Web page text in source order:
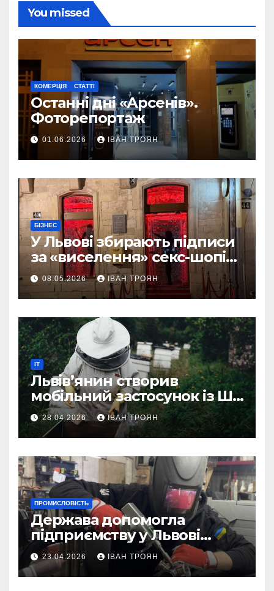
You missed
КОМЕРЦІЯ СТАТТІ
Останні дні «Арсенів».
Фоторепортаж
01.06.2026 ІВАН ТРОЯН
БІЗНЕС
У Львові збирають підписи
за «виселення» секс-шопів
із центру міста
08.05.2026 ІВАН ТРОЯН
IT
Львів’янин створив
мобільний застосунок із ШІ-
асистентом для бджолярів
28.04.2026 ІВАН ТРОЯН
ПРОМИСЛОВІСТЬ
Держава допомогла
підприємству у Львові
відновити виробничі
потужності після атаки
російського БПЛА
23.04.2026 ІВАН ТРОЯН